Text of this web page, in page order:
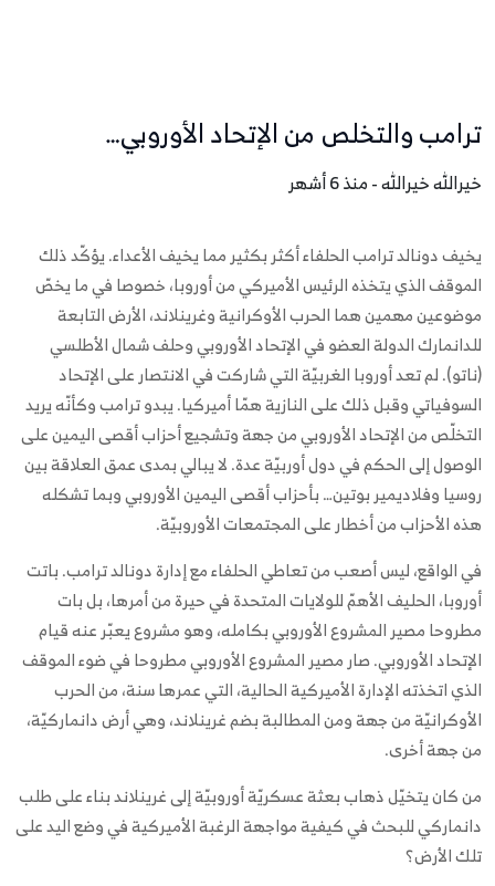
ترامب والتخلص من الإتحاد الأوروبي…
خيرالله خيرالله - منذ 6 أشهر
يخيف دونالد ترامب الحلفاء أكثر بكثير مما يخيف الأعداء. يؤكّد ذلك
الموقف الذي يتخذه الرئيس الأميركي من أوروبا، خصوصا في ما يخصّ
موضوعين مهمين هما الحرب الأوكرانية وغرينلاند، الأرض التابعة
للدانمارك الدولة العضو في الإتحاد الأوروبي وحلف شمال الأطلسي
(ناتو). لم تعد أوروبا الغربيّة التي شاركت في الانتصار على الإتحاد
السوفياتي وقبل ذلك على النازية همّا أميركيا. يبدو ترامب وكأنّه يريد
التخلّص من الإتحاد الأوروبي من جهة وتشجيع أحزاب أقصى اليمين على
الوصول إلى الحكم في دول أوربيّة عدة. لا يبالي بمدى عمق العلاقة بين
روسيا وفلاديمير بوتين… بأحزاب أقصى اليمين الأوروبي وبما تشكله
هذه الأحزاب من أخطار على المجتمعات الأوروبيّة.
في الواقع، ليس أصعب من تعاطي الحلفاء مع إدارة دونالد ترامب. باتت
أوروبا، الحليف الأهمّ للولايات المتحدة في حيرة من أمرها، بل بات
مطروحا مصير المشروع الأوروبي بكامله، وهو مشروع يعبّر عنه قيام
الإتحاد الأوروبي. صار مصير المشروع الأوروبي مطروحا في ضوء الموقف
الذي اتخذته الإدارة الأميركية الحالية، التي عمرها سنة، من الحرب
الأوكرانيّة من جهة ومن المطالبة بضم غرينلاند، وهي أرض دانماركيّة،
من جهة أخرى.
من كان يتخيّل ذهاب بعثة عسكريّة أوروبيّة إلى غرينلاند بناء على طلب
دانماركي للبحث في كيفية مواجهة الرغبة الأميركية في وضع اليد على
تلك الأرض؟